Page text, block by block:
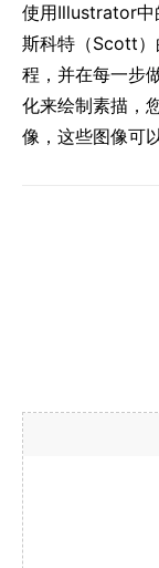
使用Illustrator中
斯科特（Scott）
程，并在每一步
化来绘制素描，
像，这些图像可